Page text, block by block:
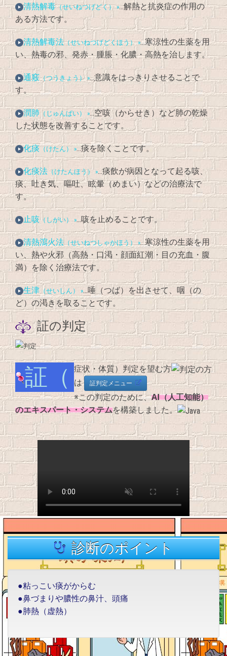
清熱解毒（せいねつげどく） »…解熱と抗炎症の作用の
ある方法です。
清熱解毒法（せいねつげどくほう） »…寒涼性の生薬を用
い、熱毒の邪、発赤・腫脹・化膿・高熱を治します。
通竅（つうきょう） »…意識をはっきりさせることで
す。
潤肺 （じゅんぱい） »…空咳（からせき）など肺の乾燥
した状態を改善することです。
化痰 （けたん） »…痰を除くことです。
化痰法 （けたんほう） »…痰飲が病因となって起る咳、
痰、吐き気、嘔吐、眩暈（めまい）などの治療法で
す。
止咳（しがい） »…咳を止めることです。
清熱瀉火法 （せいねつしゃかほう） »…寒涼性の生薬を用
い、熱や火邪（高熱・口渇・顔面紅潮・目の充血・腹
満）を除く治療法です。
生津 （せいしん） »…唾（つば）を出させて、咽（の
ど）の渇きを取ることです。
証の判定
証（症状・体質）判定を望む方
は
証判定メニュー
※この判定のために、AI（人工知能）
のエキスパート・システムを構築しました。
診断のポイント
●粘っこい痰がからむ
●鼻づまりや膿性の鼻汁、頭痛
●肺熱（虚熱）